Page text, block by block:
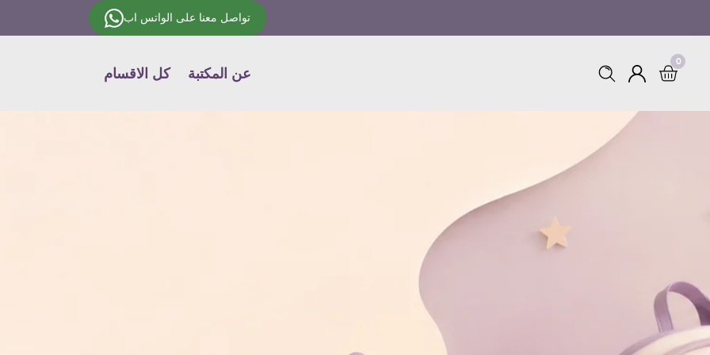
تواصل معنا على الواتس اب
كل الاقسام عن المكتبة
Log
0
0
items